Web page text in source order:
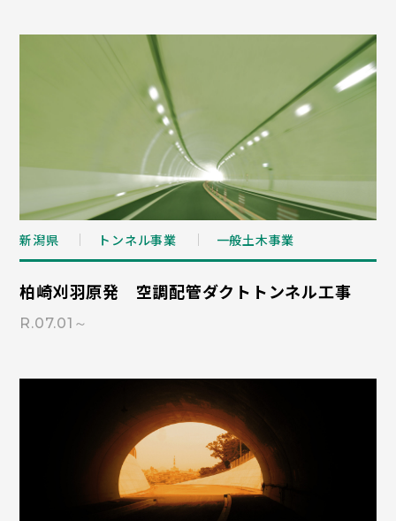
新潟県 トンネル事業 一般土木事業
柏崎刈羽原発 空調配管ダクトトンネル工事
R.07.01～